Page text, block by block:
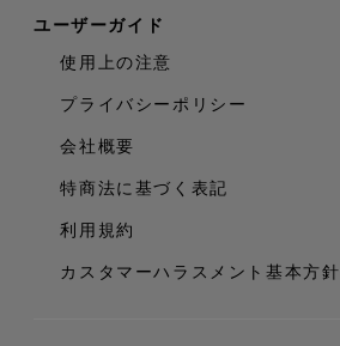
ユーザーガイド
使用上の注意
プライバシーポリシー
会社概要
特商法に基づく表記
利用規約
カスタマーハラスメント基本方針